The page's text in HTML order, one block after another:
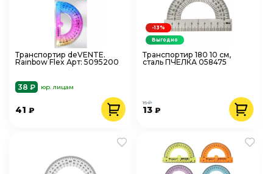
Транспортир deVENTE.
Rainbow Flex Арт: 5095200
38 ₽ юр. лицам
41 ₽
Транспортир 180 10 см,
сталь ПЧЕЛКА 058475
13₽
15 ₽
-13%
Выгодно